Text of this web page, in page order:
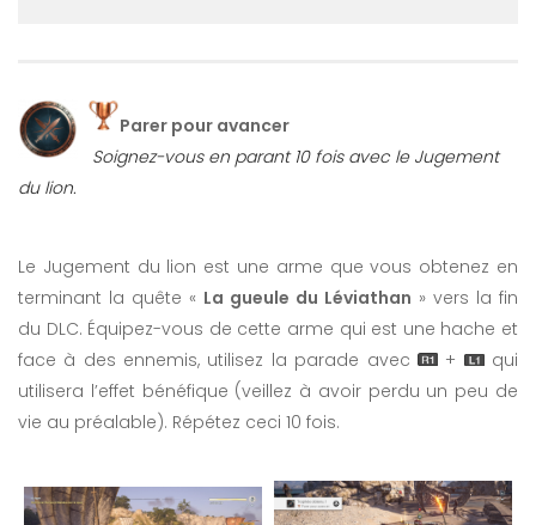
Parer pour avancer
Soignez-vous en parant 10 fois avec le Jugement
du lion.
Le Jugement du lion est une arme que vous obtenez en
terminant la quête « La gueule du Léviathan » vers la fin
du DLC. Équipez-vous de cette arme qui est une hache et
face à des ennemis, utilisez la parade avec
+
qui
utilisera l’effet bénéfique (veillez à avoir perdu un peu de
vie au préalable). Répétez ceci 10 fois.